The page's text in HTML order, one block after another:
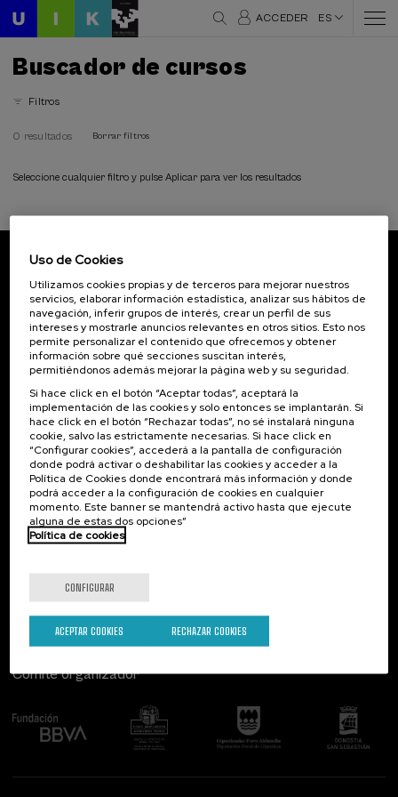
ACCEDER ES
Buscador de cursos
Filtros
0 resultados Borrar filtros
Seleccione cualquier filtro y pulse Aplicar para ver los resultados
Inscríbete para ser el primero/a en recibir las
novedades de UIK.
Suscribirse
Contacto
Palacio Miramar
Paseo de Miraconcha, 48
20007 Donostia / San Sebastián
Gipuzkoa, Spain
Contacta con nosotros
De interés...
Actividades anteriores
Comité organizador
Uso de Cookies
Utilizamos cookies propias y de terceros para mejorar nuestros
servicios, elaborar información estadística, analizar sus hábitos de
navegación, inferir grupos de interés, crear un perfil de sus
intereses y mostrarle anuncios relevantes en otros sitios. Esto nos
permite personalizar el contenido que ofrecemos y obtener
información sobre qué secciones suscitan interés,
permitiéndonos además mejorar la página web y su seguridad.
Si hace click en el botón “Aceptar todas”, aceptará la
implementación de las cookies y solo entonces se implantarán. Si
hace click en el botón “Rechazar todas”, no sé instalará ninguna
cookie, salvo las estrictamente necesarias. Si hace click en
“Configurar cookies”, accederá a la pantalla de configuración
donde podrá activar o deshabilitar las cookies y acceder a la
Política de Cookies donde encontrará más información y donde
podrá acceder a la configuración de cookies en cualquier
momento. Este banner se mantendrá activo hasta que ejecute
alguna de estas dos opciones”
Política de cookies
CONFIGURAR
RECHAZAR COOKIES
ACEPTAR COOKIES